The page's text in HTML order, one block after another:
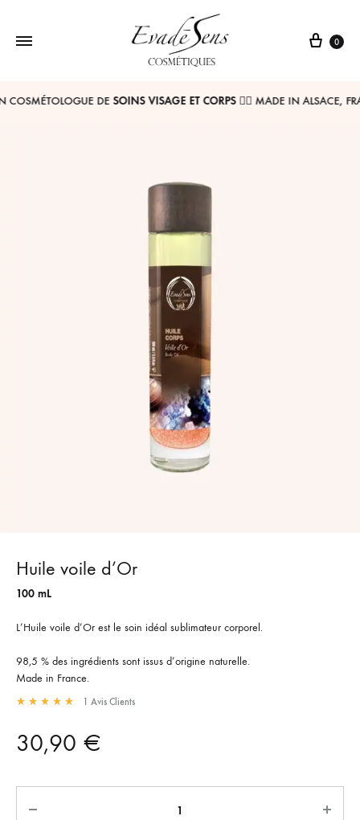
Cosmétiques
vous
monde
senteurs
0
COSMÉTOLOGUE DESOINS VISAGE ET CORPS💆‍♀ MADE IN ALSACE,
Huile voile d’Or
100 mL
L’Huile voile d’Or est le soin idéal sublimateur corporel.
98,5 % des ingrédients sont issus d’origine naturelle.
Made in France.
1 Avis Clients
30,90 €